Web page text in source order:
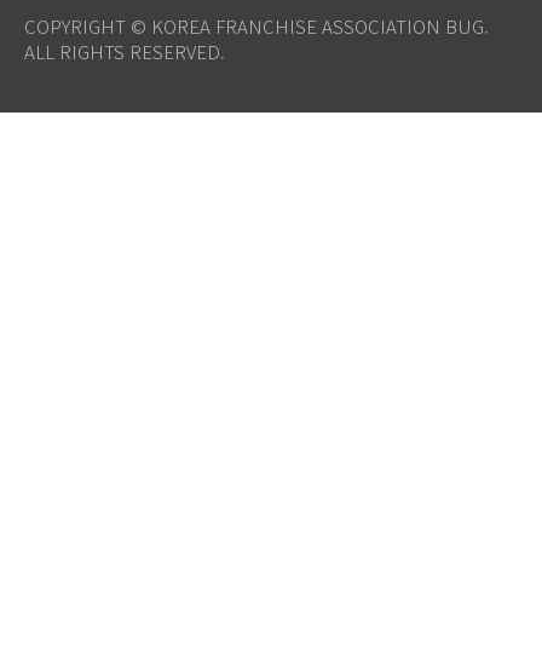
COPYRIGHT © KOREA FRANCHISE ASSOCIATION BUG.
ALL RIGHTS RESERVED.